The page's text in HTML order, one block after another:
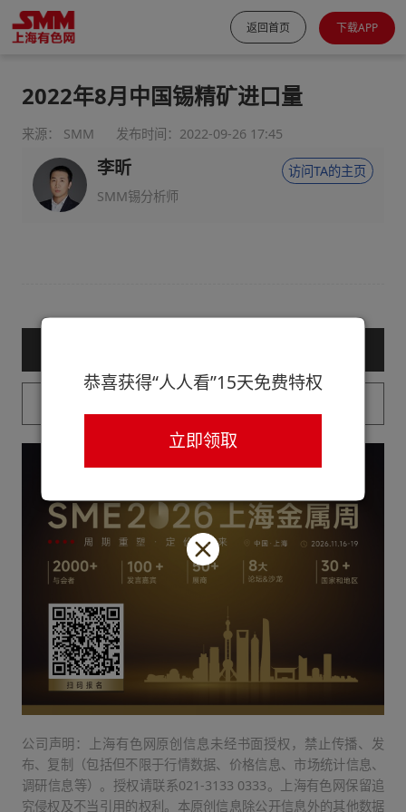
返回首页 下载APP
2022年8月中国锡精矿进口量
来源： SMM 发布时间：2022-09-26 17:45
李昕
SMM锡分析师
访问TA的主页
公司声明：上海有色网原创信息未经书面授权，禁止传播、发
布、复制（包括但不限于行情数据、价格信息、市场统计信息、
调研信息等）。授权请联系021-3133 0333。上海有色网保留追
究侵权及不当引用的权利。本原创信息除公开信息外的其他数据
恭喜获得“人人看”15天免费特权
立即领取